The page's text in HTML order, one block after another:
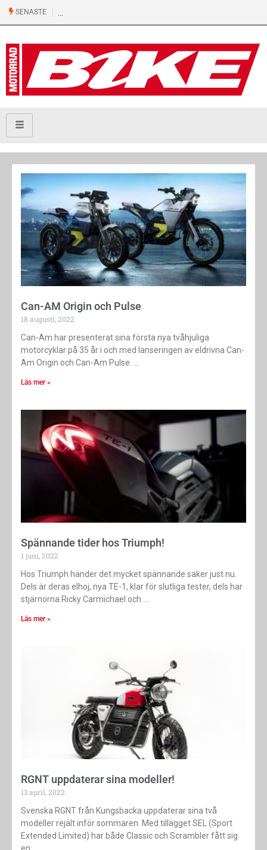
SENASTE
Can-AM Origin och Pulse
18 augusti, 2022
Can-Am har presenterat sina första nya tvåhjuliga
motorcyklar på 35 år i och med lanseringen av eldrivna Can-
Am Origin och Can-Am Pulse.
Läs mer »
Spännande tider hos Triumph!
1 juni, 2022
Hos Triumph händer det mycket spännande saker just nu.
Dels är deras elhoj, nya TE-1, klar för slutliga tester, dels har
stjärnorna Ricky Carmichael och
Läs mer »
RGNT uppdaterar sina modeller!
13 april, 2022
Svenska RGNT från Kungsbacka uppdaterar sina två
modeller rejält inför sommaren. Med tillägget SEL (Sport
Extended Limited) har både Classic och Scrambler fått sig